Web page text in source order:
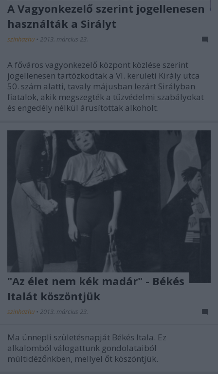
A Vagyonkezelő szerint jogellenesen
használták a Sirályt
szinhazhu • 2013. március 23.
A főváros vagyonkezelő központ közlése szerint
jogellenesen tartózkodtak a VI. kerületi Király utca
50. szám alatti, tavaly májusban lezárt Sirályban
fiatalok, akik megszegték a tűzvédelmi szabályokat
és engedély nélkül árusítottak alkoholt.
"Az élet nem kék madár" - Békés
Italát köszöntjük
szinhazhu • 2013. március 23.
Ma ünnepli születésnapját Békés Itala. Ez
alkalomból válogattunk gondolataiból
múltidézőnkben, mellyel őt köszöntjük.